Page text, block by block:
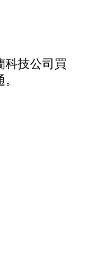
科技公司買